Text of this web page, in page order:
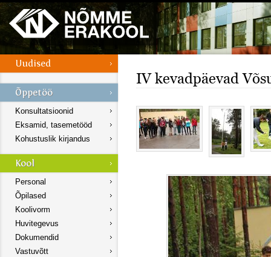
Konsultatsioonid
Eksamid, tasemetööd
Kohustuslik kirjandus
Personal
Õpilased
Koolivorm
Huvitegevus
Dokumendid
Vastuvõtt
IV kevadpäevad